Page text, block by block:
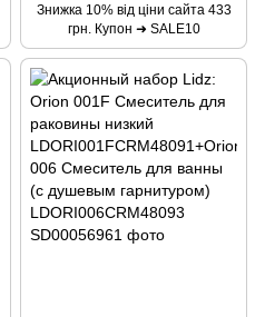
Знижка 10% від ціни сайта 433
грн. Купон ➜ SALE10